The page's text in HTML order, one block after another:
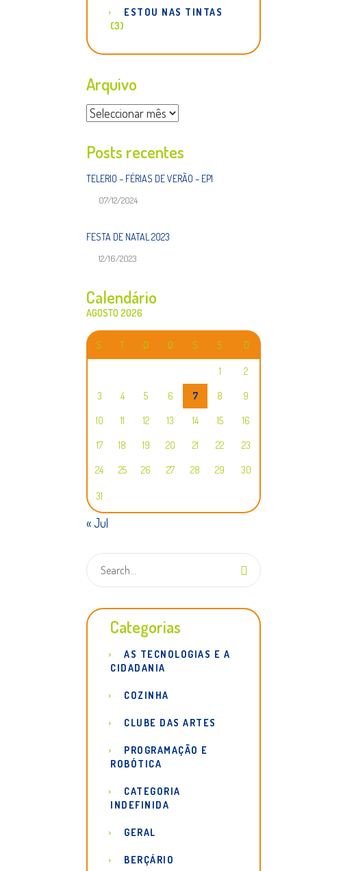
ESTOU NAS TINTAS
(3)
Arquivo
Arquivo
Posts recentes
TELERIO – FÉRIAS DE VERÃO – EP1
07/12/2024
FESTA DE NATAL 2023
12/16/2023
Calendário
AGOSTO 2026
S T Q Q S S D
1 2
3 4 5 6 7 8 9
10 11 12 13 14 15 16
17 18 19 20 21 22 23
24 25 26 27 28 29 30
31
« Jul
Categorias
AS TECNOLOGIAS E A
CIDADANIA
COZINHA
CLUBE DAS ARTES
PROGRAMAÇÃO E
ROBÓTICA
CATEGORIA
INDEFINIDA
GERAL
BERÇÁRIO